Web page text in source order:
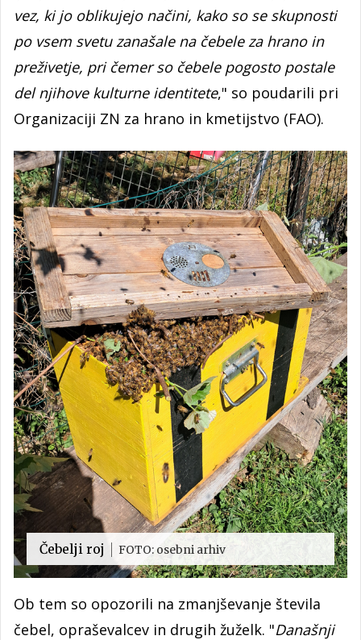
vez, ki jo oblikujejo načini, kako so se skupnosti
po vsem svetu zanašale na čebele za hrano in
preživetje, pri čemer so čebele pogosto postale
del njihove kulturne identitete," so poudarili pri
Organizaciji ZN za hrano in kmetijstvo (FAO).
Čebelji roj FOTO: osebni arhiv
Ob tem so opozorili na zmanjševanje števila
čebel, opraševalcev in drugih žuželk. "Današnji